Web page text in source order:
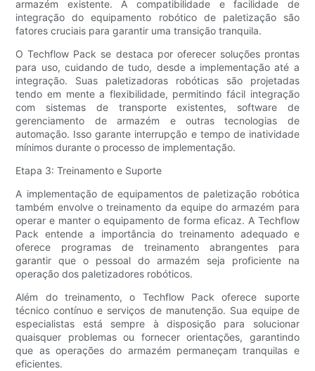
armazém existente. A compatibilidade e facilidade de
integração do equipamento robótico de paletização são
fatores cruciais para garantir uma transição tranquila.
O Techflow Pack se destaca por oferecer soluções prontas
para uso, cuidando de tudo, desde a implementação até a
integração. Suas paletizadoras robóticas são projetadas
tendo em mente a flexibilidade, permitindo fácil integração
com sistemas de transporte existentes, software de
gerenciamento de armazém e outras tecnologias de
automação. Isso garante interrupção e tempo de inatividade
mínimos durante o processo de implementação.
Etapa 3: Treinamento e Suporte
A implementação de equipamentos de paletização robótica
também envolve o treinamento da equipe do armazém para
operar e manter o equipamento de forma eficaz. A Techflow
Pack entende a importância do treinamento adequado e
oferece programas de treinamento abrangentes para
garantir que o pessoal do armazém seja proficiente na
operação dos paletizadores robóticos.
Além do treinamento, o Techflow Pack oferece suporte
técnico contínuo e serviços de manutenção. Sua equipe de
especialistas está sempre à disposição para solucionar
quaisquer problemas ou fornecer orientações, garantindo
que as operações do armazém permaneçam tranquilas e
eficientes.